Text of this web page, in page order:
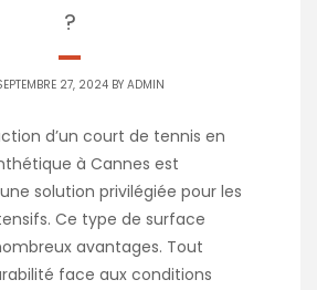
?
27, 2024 BY ADMIN
d’un court de tennis en
à Cannes est
solution privilégiée pour les
Ce type de surface
avantages. Tout
face aux conditions